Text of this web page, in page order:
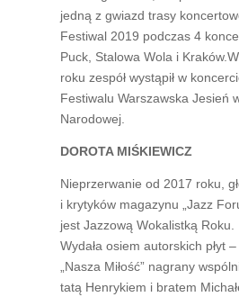
jedną z gwiazd trasy
Festiwal 2019 podczas 4
Puck, Stalowa Wola i
roku zespół wystąpił w
Festiwalu Warszawska Jesień
Narodowej.
DOROTA MIŚKIEWICZ
Nieprzerwanie od 2017 roku,
i krytyków magazynu „Jazz
jest Jazzową Wokalistką Roku.
Wydała osiem autorskich płyt
„Nasza Miłość” nagrany
tatą Henrykiem i bratem